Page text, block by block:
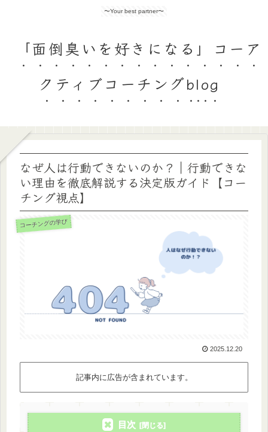
〜Your best partner〜
「面倒臭いを好きになる」コーア
クティブコーチングblog
なぜ人は行動できないのか？｜行動できな
い理由を徹底解説する決定版ガイド【コー
チング視点】
コーチングの学び
2025.12.20
記事内に広告が含まれています。
目次